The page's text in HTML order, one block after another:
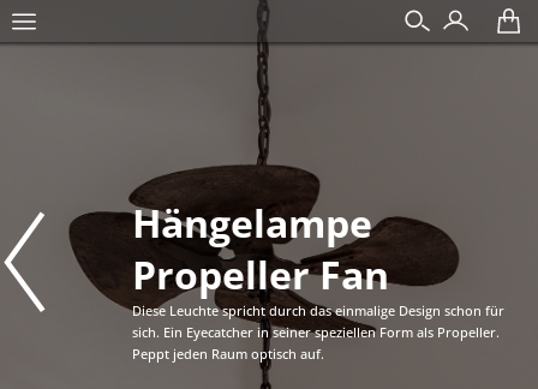
Hängelampe
Propeller Fan
Diese Leuchte spricht durch das einmalige Design schon für
sich. Ein Eyecatcher in seiner speziellen Form als Propeller.
Peppt jeden Raum optisch auf.